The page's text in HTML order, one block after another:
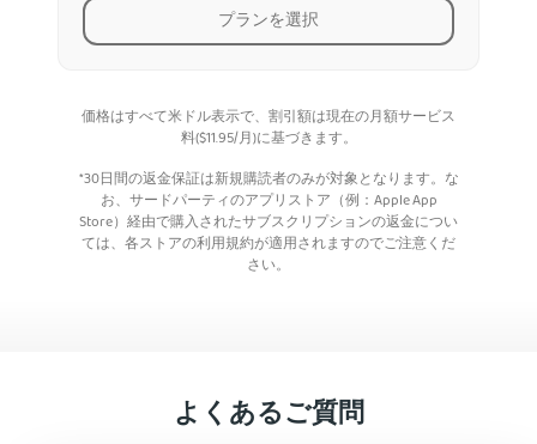
プランを選択
価格はすべて米ドル表示で、割引額は現在の月額サービス
料($11.95/月)に基づきます。
*30日間の返金保証は新規購読者のみが対象となります。な
お、サードパーティのアプリストア（例：Apple App
Store）経由で購入されたサブスクリプションの返金につい
ては、各ストアの利用規約が適用されますのでご注意くだ
さい。
よくあるご質問